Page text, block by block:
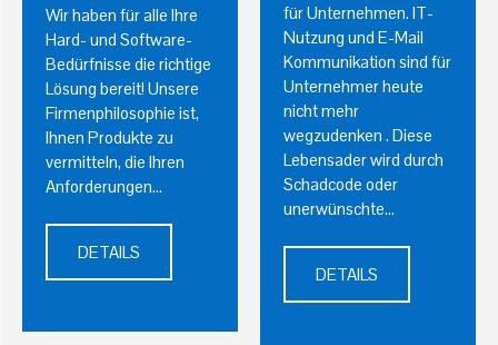
Wir haben für alle Ihre
Hard- und Software-
Bedürfnisse die richtige
Lösung bereit! Unsere
Firmenphilosophie ist,
Ihnen Produkte zu
vermitteln, die Ihren
Anforderungen…
DETAILS
für Unternehmen. IT-
Nutzung und E-Mail
Kommunikation sind für
Unternehmer heute
nicht mehr
wegzudenken . Diese
Lebensader wird durch
Schadcode oder
unerwünschte…
DETAILS